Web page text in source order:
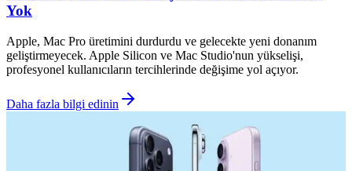
Yok
Apple, Mac Pro üretimini durdurdu ve gelecekte yeni donanım
geliştirmeyecek. Apple Silicon ve Mac Studio'nun yükselişi,
profesyonel kullanıcıların tercihlerinde değişime yol açıyor.
Daha fazla bilgi edinin